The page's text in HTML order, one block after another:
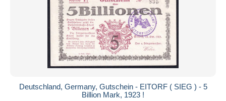
Deutschland, Germany, Gutschein - EITORF ( SIEG ) - 5
Billion Mark, 1923 !